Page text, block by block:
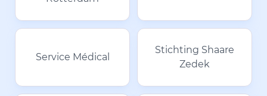
Service Médical
Stichting Shaare
Zedek